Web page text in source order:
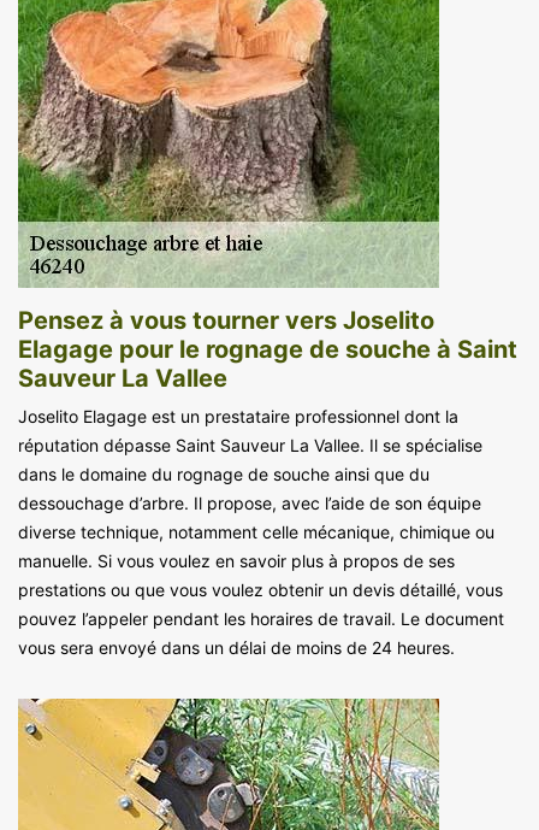
Pensez à vous tourner vers Joselito
Elagage pour le rognage de souche à Saint
Sauveur La Vallee
Joselito Elagage est un prestataire professionnel dont la
réputation dépasse Saint Sauveur La Vallee. Il se spécialise
dans le domaine du rognage de souche ainsi que du
dessouchage d’arbre. Il propose, avec l’aide de son équipe
diverse technique, notamment celle mécanique, chimique ou
manuelle. Si vous voulez en savoir plus à propos de ses
prestations ou que vous voulez obtenir un devis détaillé, vous
pouvez l’appeler pendant les horaires de travail. Le document
vous sera envoyé dans un délai de moins de 24 heures.